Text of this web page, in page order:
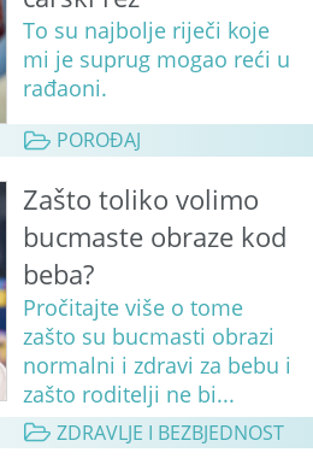
To su najbolje riječi koje
mi je suprug mogao reći u
rađaoni.
POROĐAJ
Zašto toliko volimo
bucmaste obraze kod
beba?
Pročitajte više o tome
zašto su bucmasti obrazi
normalni i zdravi za bebu i
zašto roditelji ne bi...
ZDRAVLJE I BEZBJEDNOST